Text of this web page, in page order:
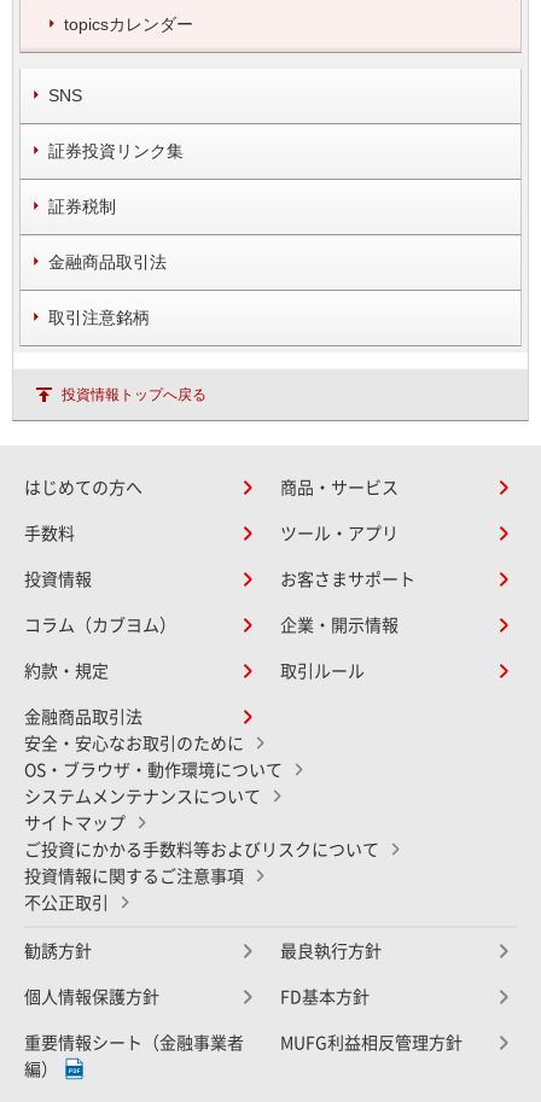
topicsカレンダー
SNS
証券投資リンク集
証券税制
金融商品取引法
取引注意銘柄
投資情報トップへ戻る
はじめての方へ 商品・サービス
手数料 ツール・アプリ
投資情報 お客さまサポート
コラム（カブヨム） 企業・開示情報
約款・規定 取引ルール
金融商品取引法
安全・安心なお取引のために
OS・ブラウザ・動作環境について
システムメンテナンスについて
サイトマップ
ご投資にかかる手数料等およびリスクについて
投資情報に関するご注意事項
不公正取引
勧誘方針 最良執行方針
個人情報保護方針 FD基本方針
重要情報シート（金融事業者
編）
MUFG利益相反管理方針